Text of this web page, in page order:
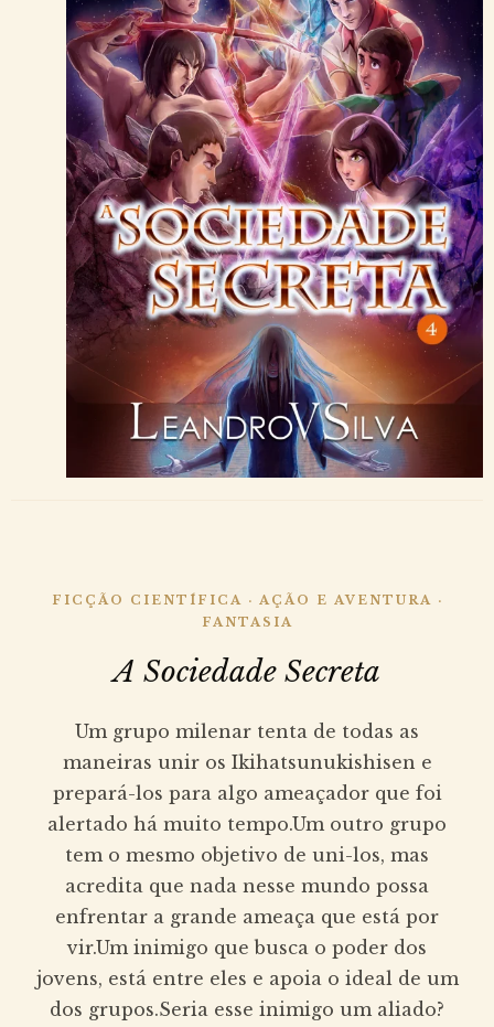
FICÇÃO CIENTÍFICA · AÇÃO E AVENTURA ·
FANTASIA
A Sociedade Secreta
Um grupo milenar tenta de todas as
maneiras unir os Ikihatsunukishisen e
prepará-los para algo ameaçador que foi
alertado há muito tempo.Um outro grupo
tem o mesmo objetivo de uni-los, mas
acredita que nada nesse mundo possa
enfrentar a grande ameaça que está por
vir.Um inimigo que busca o poder dos
jovens, está entre eles e apoia o ideal de um
dos grupos.Seria esse inimigo um aliado?